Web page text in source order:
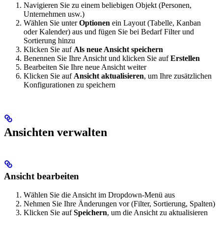
Navigieren Sie zu einem beliebigen Objekt (Personen,
Unternehmen usw.)
Wählen Sie unterOptionen ein Layout (Tabelle, Kanban
oder Kalender) aus und fügen Sie bei Bedarf Filter und
Sortierung hinzu
Klicken Sie auf Als neue Ansicht speichern
Benennen Sie Ihre Ansicht und klicken Sie aufErstellen
Bearbeiten Sie Ihre neue Ansicht weiter
Klicken Sie auf Ansicht aktualisieren, um Ihre zusätzlichen
Konfigurationen zu speichern
Ansichten verwalten
Ansicht bearbeiten
Wählen Sie die Ansicht im Dropdown-Menü aus
Nehmen Sie Ihre Änderungen vor (Filter, Sortierung, Spalten)
Klicken Sie aufSpeichern, um die Ansicht zu aktualisieren